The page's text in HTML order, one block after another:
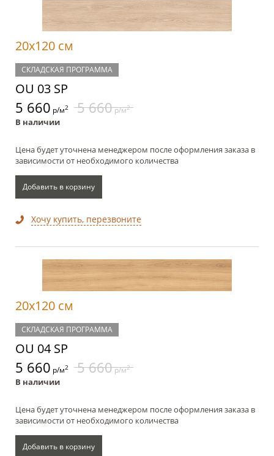
20x120 см
СКЛАДСКАЯ ПРОГРАММА
OU 03 SP
5 660 р/м2 5 660р/м2
В наличии
Цена будет уточнена менеджером после оформления заказа в
зависимости от необходимого количества
Добавить в корзину
Хочу купить, перезвоните
20x120 см
СКЛАДСКАЯ ПРОГРАММА
OU 04 SP
5 660 р/м2 5 660р/м2
В наличии
Цена будет уточнена менеджером после оформления заказа в
зависимости от необходимого количества
Добавить в корзину